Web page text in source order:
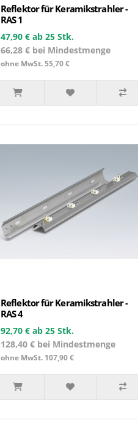
Reflektor für Keramikstrahler -
RAS 1
47,90 € ab 25 Stk.
66,28 € bei Mindestmenge
ohne MwSt. 55,70 €
Reflektor für Keramikstrahler -
RAS 4
92,70 € ab 25 Stk.
128,40 € bei Mindestmenge
ohne MwSt. 107,90 €